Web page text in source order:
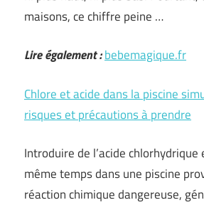
maisons, ce chiffre peine …
Lire également :bebemagique.fr
Chlore et acide dans la piscine
risques et précautions à prendre
Introduire de l’acide chlorhydrique
même temps dans une piscine
réaction chimique dangereuse,